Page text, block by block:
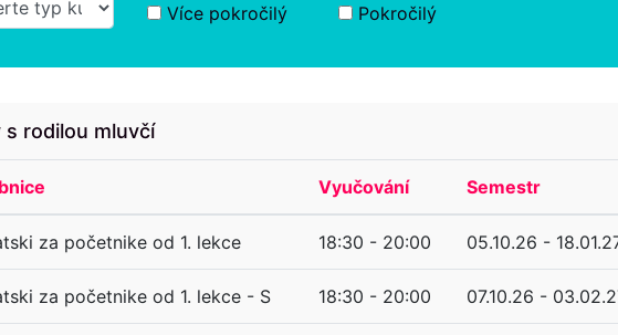
Více pokročilý
Pokročilý
rodilou mluvčí
Vyučování Semestr
za početnike od 1. lekce 18:30 - 20:00 05.10.26 -
za početnike od 1. lekce - S 18:30 - 20:00 07.10.26 -